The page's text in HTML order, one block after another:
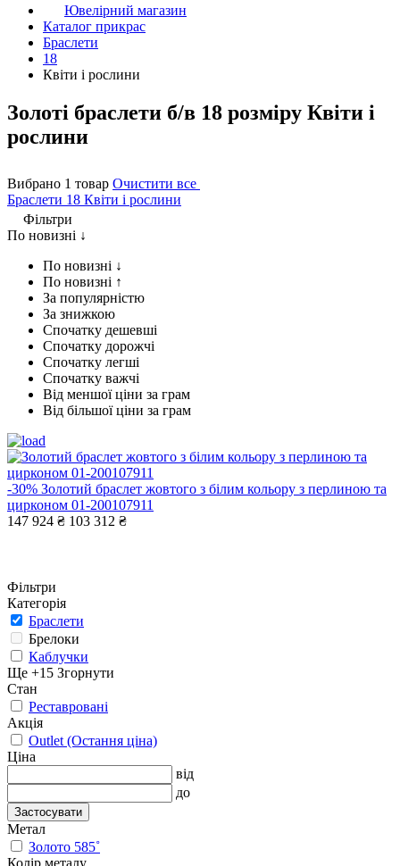
Ювелірний магазин
Каталог прикрас
Браслети
18
Квіти і рослини
Золоті браслети б/в 18 розміру Квіти і
рослини
Вибрано 1 товар Очистити все
Браслети 18 Квіти і рослини
Фільтри
По новизні ↓
По новизні ↓
По новизні ↑
За популярністю
За знижкою
Спочатку дешевші
Спочатку дорожчі
Спочатку легші
Спочатку важчі
Від меншої ціни за грам
Від більшої ціни за грам
-30% Золотий браслет жовтого з білим кольору з перлиною та
цирконом 01-200107911
147 924 ₴ 103 312 ₴
Фільтри
Категорія
Браслети
Брелоки
Каблучки
Ще +15 Згорнути
Стан
Реставровані
Акція
Outlet (Остання ціна)
Ціна
від
до
Застосувати
Метал
Золото 585˚
Колір металу